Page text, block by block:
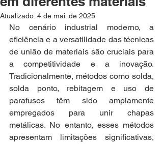
Atualizado: 4 de mai. de 2025
No cenário industrial moderno, a
eficiência e a versatilidade das técnicas
de união de materiais são cruciais para
a competitividade e a inovação.
Tradicionalmente, métodos como solda,
solda ponto, rebitagem e uso de
parafusos têm sido amplamente
empregados para unir chapas
metálicas. No entanto, esses métodos
apresentam limitações significativas,